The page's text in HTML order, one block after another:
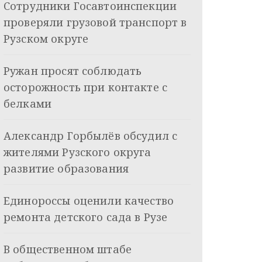
Сотрудники Госавтоинспекции
проверяли грузовой транспорт в
Рузском округе
Ружан просят соблюдать
осторожность при контакте с
белками
Александр Горбылёв обсудил с
жителями Рузского округа
развитие образования
Единороссы оценили качество
ремонта детского сада в Рузе
В общественном штабе